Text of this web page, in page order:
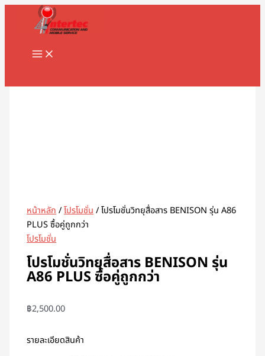
Skip
MAIN
MENU
หน้าหลัก/โปรโมชั่น/ โปรโมชั่นวิทยุสื่อสาร BENISON รุ่น A86
PLUS ซื้อคู่ถูกกว่า
โปรโมชั่น
โปรโมชั่นวิทยุสื่อสาร BENISON รุ่น
A86 PLUS ซื้อคู่ถูกกว่า
฿2,500.00
รายละเอียดสินค้า
จำนวน
โปร
กว่า
ชิ้น